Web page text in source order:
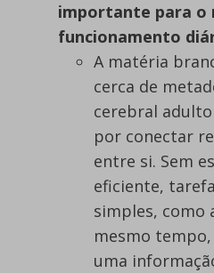
importante para o
funcionamento
A matéria
cerca de
cerebral
por conectar
entre si. Sem
eficiente,
simples, como
mesmo
uma